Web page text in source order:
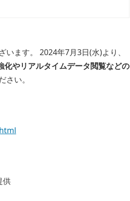
ます。 2024年7月3日(水)より、
やリアルタイムデータ閲覧などの
い。
供